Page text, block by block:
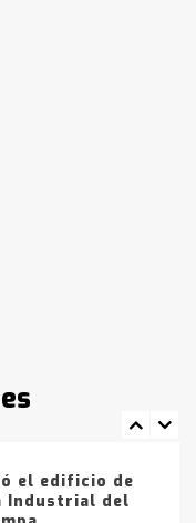
en
de Bahía
vendrá
en gran parte
en la
el edificio de
Industrial del